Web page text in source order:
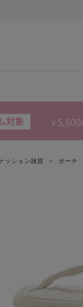
ッション雑貨 ＞ ポーチ